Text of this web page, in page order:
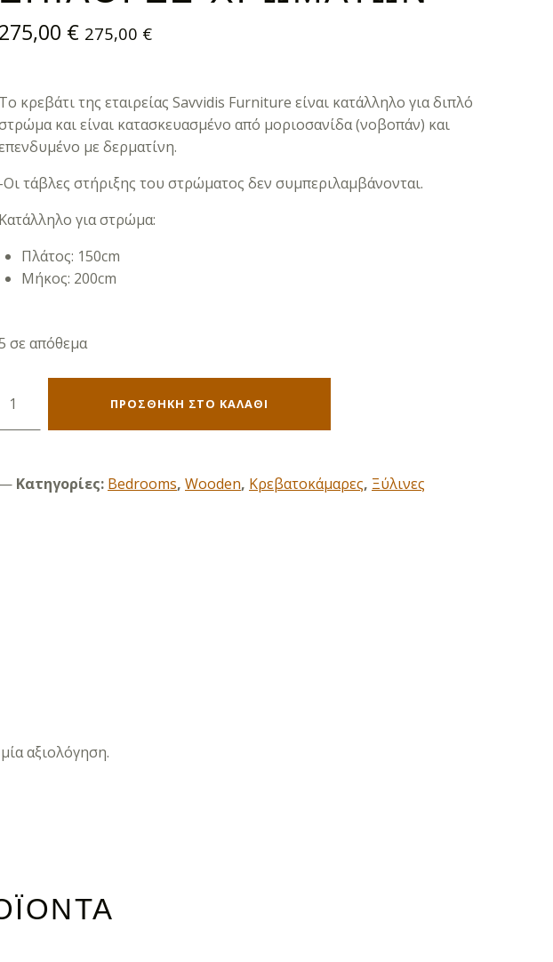
275,00 € 275,00 €
Το κρεβάτι της εταιρείας Savvidis Furniture είναι κατάλληλο για διπλό
και είναι κατασκευασμένο από μοριοσανίδα (νοβοπάν) και
με δερματίνη.
-Οι τάβλες στήριξης του στρώματος δεν συμπεριλαμβάνονται.
Κατάλληλο για στρώμα:
Πλάτος: 150cm
Μήκος: 200cm
σε απόθεμα
ΠΡΟΣΘΉΚΗ ΣΤΟ ΚΑΛΆΘΙ
Κατηγορίες: Bedrooms, Wooden, Κρεβατοκάμαρες, Ξύλινες
αξιολόγηση.